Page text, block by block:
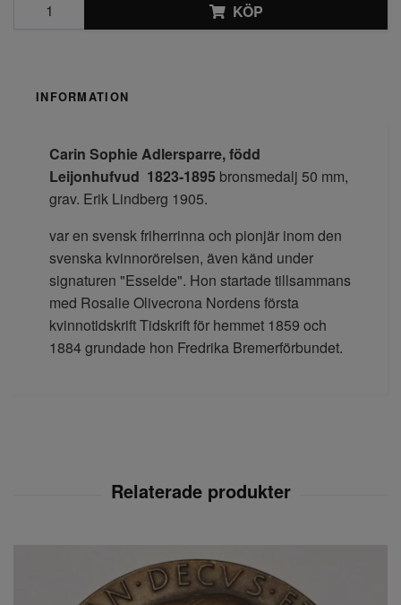
KÖP
INFORMATION
Carin Sophie Adlersparre, född
Leijonhufvud 1823-1895 bronsmedalj 50 mm,
grav. Erik Lindberg 1905.
var en svensk friherrinna och pionjär inom den
svenska kvinnorörelsen, även känd under
signaturen "Esselde". Hon startade tillsammans
med Rosalie Olivecrona Nordens första
kvinnotidskrift Tidskrift för hemmet 1859 och
1884 grundade hon Fredrika Bremerförbundet.